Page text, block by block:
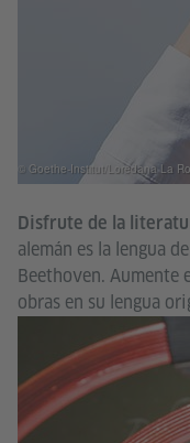
© Goethe-Institut/Loredana La
Disfrute de la
alemán es la lengua
Beethoven. Aumente
obras en su lengua